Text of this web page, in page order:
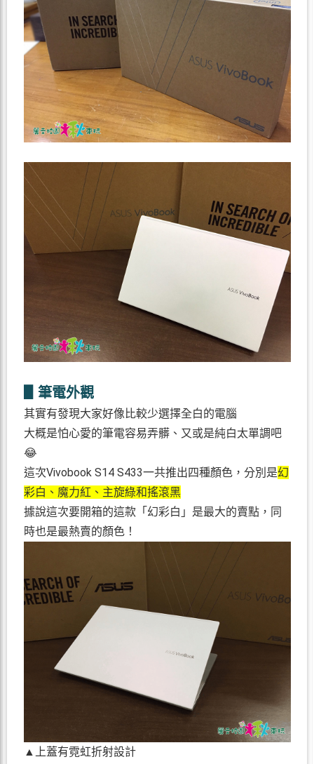
▋筆電外觀
其實有發現大家好像比較少選擇全白的電腦
大概是怕心愛的筆電容易弄髒、又或是純白太單調吧
😂
這次Vivobook S14 S433一共推出四種顏色，分別是幻
彩白、魔力紅、主旋綠和搖滾黑
據說這次要開箱的這款「幻彩白」是最大的賣點，同
時也是最熱賣的顏色！
▲上蓋有霓虹折射設計